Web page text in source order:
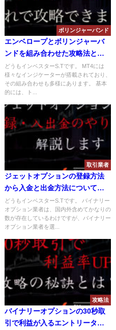
ボリンジャーバンド
エンベロープとボリンジャーバ
ンドを組み合わせた攻略法と
は？エントリーの仕方を解説！
どうもインベスターS.Tです。 MT4には
様々なインジケーターが搭載されており、
その組み合わせも多様にあります。 基本
的には、ト...
取引業者
ジェットオプションの登録方法
から入金と出金方法について解
説！ジェットオプションを利用
する注意点はあるか？
どうもインベスターS.Tです。 バイナリー
オプション業者は、国内外含めてかなりの
数が存在しているわけですが、バイナリー
オプション業者を選...
攻略法
バイナリーオプションの30秒取
引で利益が入るエントリータイ